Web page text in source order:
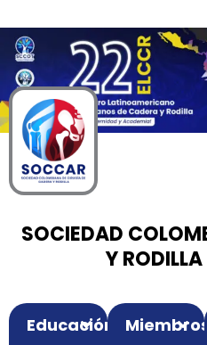
al
contenido
Horas Minutos
SOCIEDAD
Y
Educación Miembros